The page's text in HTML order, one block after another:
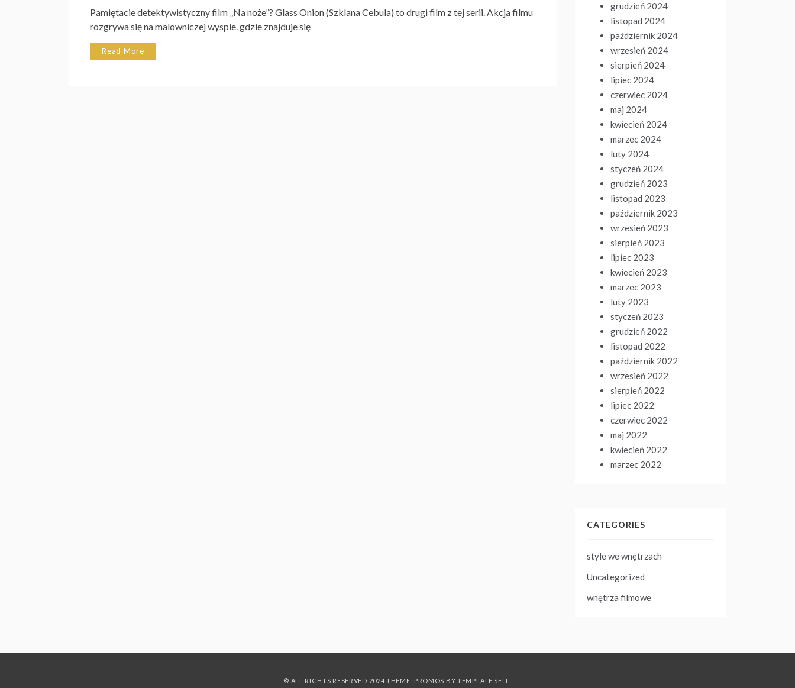
Pamiętacie detektywistyczny film „Na noże”? Glass Onion (Szklana Cebula) to drugi film z tej serii. Akcja filmu
rozgrywa się na malowniczej wyspie. gdzie znajduje się
Read More
grudzień 2024
listopad 2024
październik 2024
wrzesień 2024
sierpień 2024
lipiec 2024
czerwiec 2024
maj 2024
kwiecień 2024
marzec 2024
luty 2024
styczeń 2024
grudzień 2023
listopad 2023
październik 2023
wrzesień 2023
sierpień 2023
lipiec 2023
kwiecień 2023
marzec 2023
luty 2023
styczeń 2023
grudzień 2022
listopad 2022
październik 2022
wrzesień 2022
sierpień 2022
lipiec 2022
czerwiec 2022
maj 2022
kwiecień 2022
marzec 2022
CATEGORIES
style we wnętrzach
Uncategorized
wnętrza filmowe
© ALL RIGHTS RESERVED 2024 THEME: PROMOS BY TEMPLATE SELL